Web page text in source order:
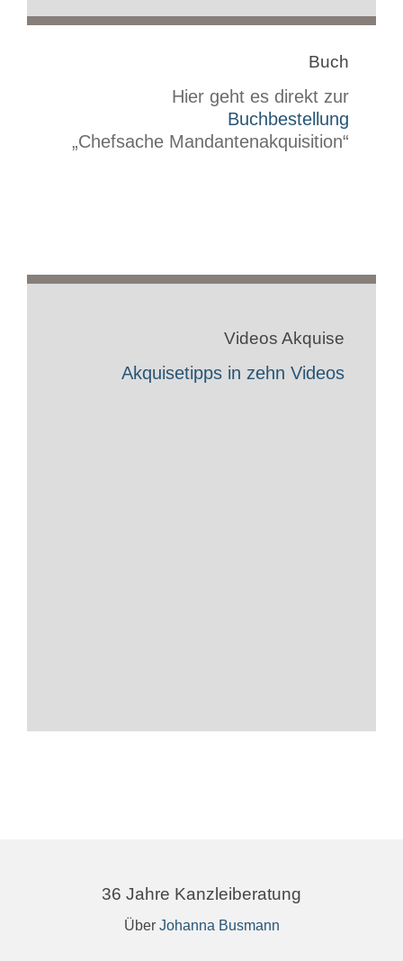
Buch
Hier geht es direkt zur
Buchbestellung
„Chefsache Mandantenakquisition“
Videos Akquise
Akquisetipps in zehn Videos
36 Jahre Kanzleiberatung
Über Johanna Busmann